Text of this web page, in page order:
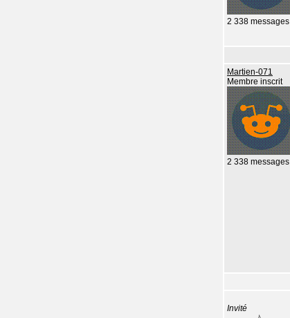
2 338 messages
Martien-071
Membre inscrit
2 338 messages
Invité